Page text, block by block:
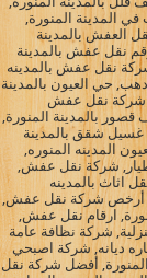
المدينة المنورة,
العفش بالمدينة
نقل عفش بالمدينة
شركة نقل عفش بالمدينه
حي العيون بالمدينة
شركة نقل عفش
قصور بالمدينة المنورة,
غسيل شقق بالمدينة
المدينه المنوره,
شركة نقل عفش,
اثاث بالمدينه
أرخص شركة نقل عفش,
ارقام نقل عفش,
شركة نظافة عامة
ديانه, شركة اصبحي
أفضل شركة نقل